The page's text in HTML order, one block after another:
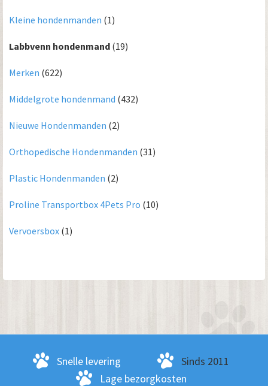
Kleine hondenmanden (1)
Labbvenn hondenmand (19)
Merken (622)
Middelgrote hondenmand (432)
Nieuwe Hondenmanden (2)
Orthopedische Hondenmanden (31)
Plastic Hondenmanden (2)
Proline Transportbox 4Pets Pro (10)
Vervoersbox (1)
Snelle levering
Sinds 2011
Lage bezorgkosten